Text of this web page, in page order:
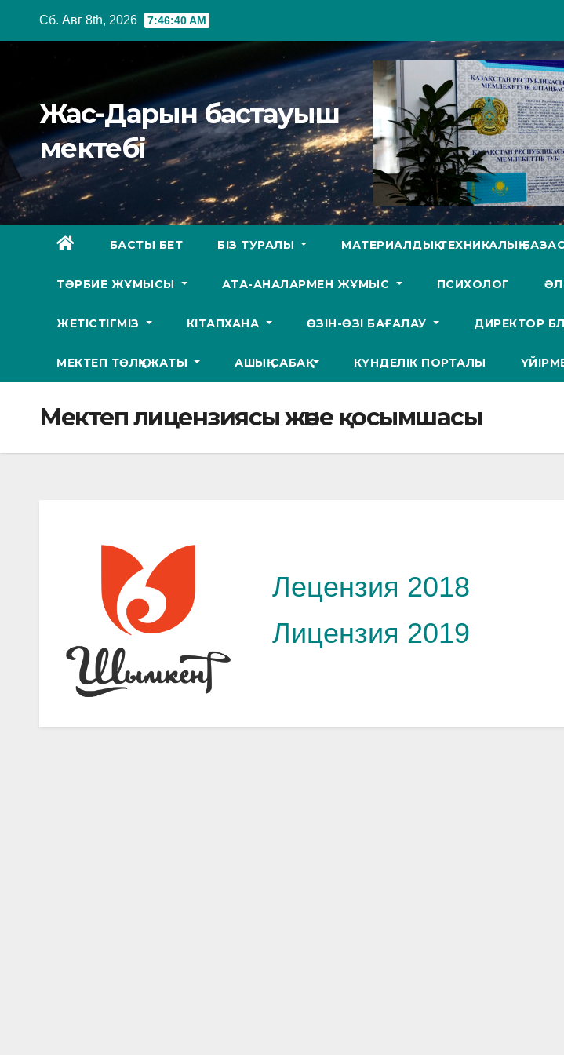
содержимому
Сб. Авг 8th, 2026 7:46:41 AM
Жас-Дарын бастауыш
мектебі
БАСТЫ БЕТ БІЗ ТУРАЛЫ МАТЕРИАЛДЫҚ-ТЕХНИКАЛЫҚ
ТӘРБИЕ ЖҰМЫСЫ АТА-АНАЛАРМЕН ЖҰМЫС ПСИХОЛОГ
ЖЕТІСТІГМІЗ КІТАПХАНА ӨЗІН-ӨЗІ БАҒАЛАУ ДИРЕКТОР
МЕКТЕП ТӨЛҚҰЖАТЫ АШЫҚ САБАҚ КҮНДЕЛІК ПОРТАЛЫ
Мектеп лицензиясы және қосымшасы
Лецензия 2018
Лицензия 2019